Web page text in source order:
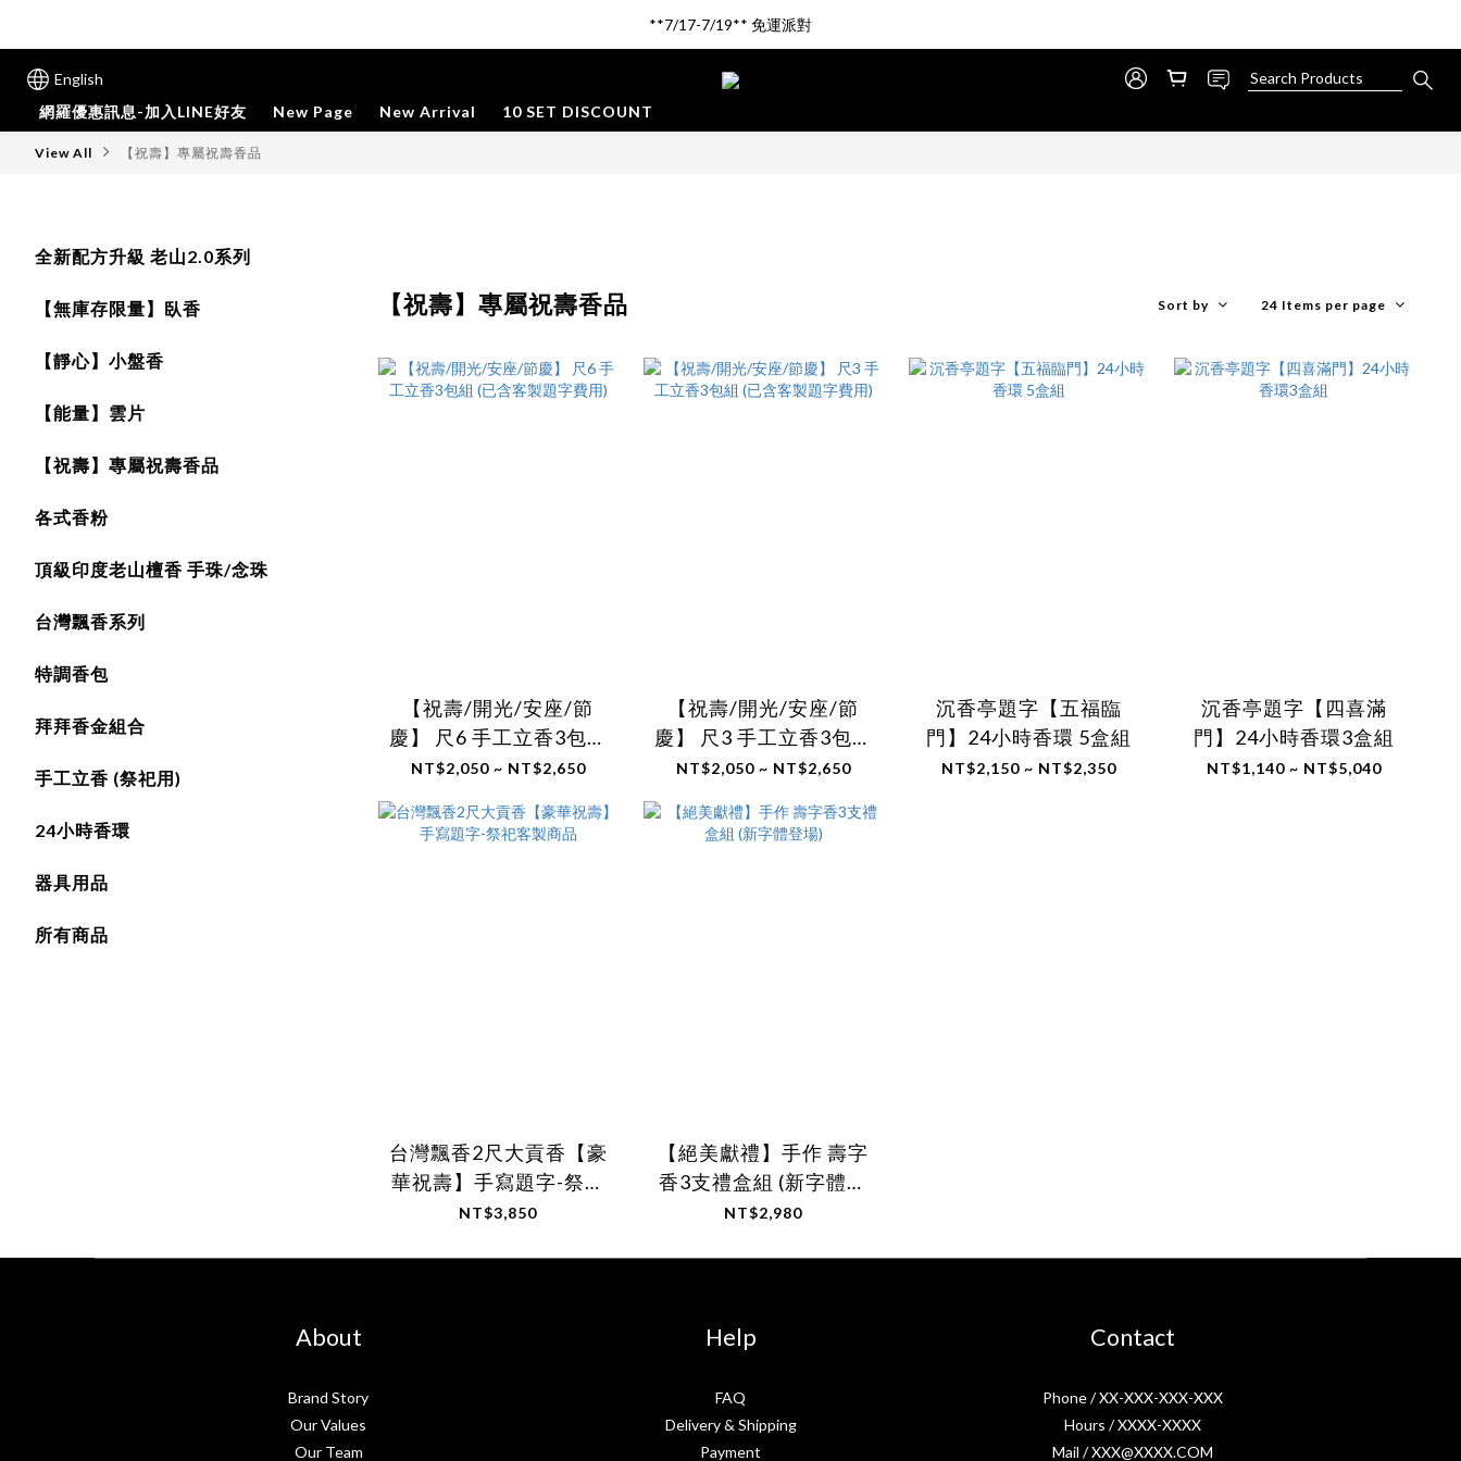
新品登場!! \印尼馬來沉香/
**7/17-7/19** 免運派對
新品登場!! \印尼馬來沉香/
English
網羅優惠訊息-加入LINE好友
New Page New Arrival 10 SET DISCOUNT
View All 【祝壽】專屬祝壽香品
全新配方升級 老山2.0系列
【無庫存限量】臥香
【靜心】小盤香
【能量】雲片
【祝壽】專屬祝壽香品
各式香粉
頂級印度老山檀香 手珠/念珠
台灣飄香系列
特調香包
拜拜香金組合
手工立香 (祭祀用)
24小時香環
器具用品
所有商品
【祝壽】專屬祝壽香品 Sort by 24 Items per page
【祝壽/開光/安座/節
慶】 尺6 手工立香3包組
(已含客製題字費用)
NT$2,050 ~ NT$2,650
【祝壽/開光/安座/節
慶】 尺3 手工立香3包組
(已含客製題字費用)
NT$2,050 ~ NT$2,650
沉香亭題字【五福臨
門】24小時香環 5盒組
NT$2,150 ~ NT$2,350
沉香亭題字【四喜滿
門】24小時香環3盒組
NT$1,140 ~ NT$5,040
台灣飄香2尺大貢香【豪
華祝壽】手寫題字-祭祀
客製商品
NT$3,850
【絕美獻禮】手作 壽字
香3支禮盒組 (新字體登
場)
NT$2,980
About
Brand Story
Our Values
Our Team
Help
FAQ
Delivery & Shipping
Payment
Contact
Phone / XX-XXX-XXX-XXX
Hours / XXXX-XXXX
Mail / XXX@XXXX.COM